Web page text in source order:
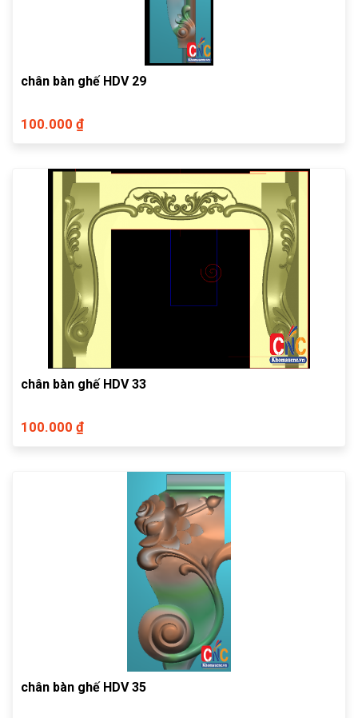
chân bàn ghế HDV 29
100.000 ₫
chân bàn ghế HDV 33
100.000 ₫
chân bàn ghế HDV 35